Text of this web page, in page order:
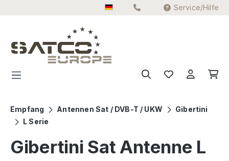
Zum Hauptinhalt springen Service/Hilfe
Empfang Antennen Sat / DVB-T / UKW
Gibertini
L Serie
Gibertini Sat Antenne L